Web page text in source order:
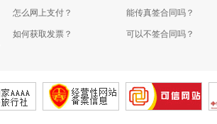
怎么网上支付？
如何获取发票？
能传真签合同吗？
可以不签合同吗？